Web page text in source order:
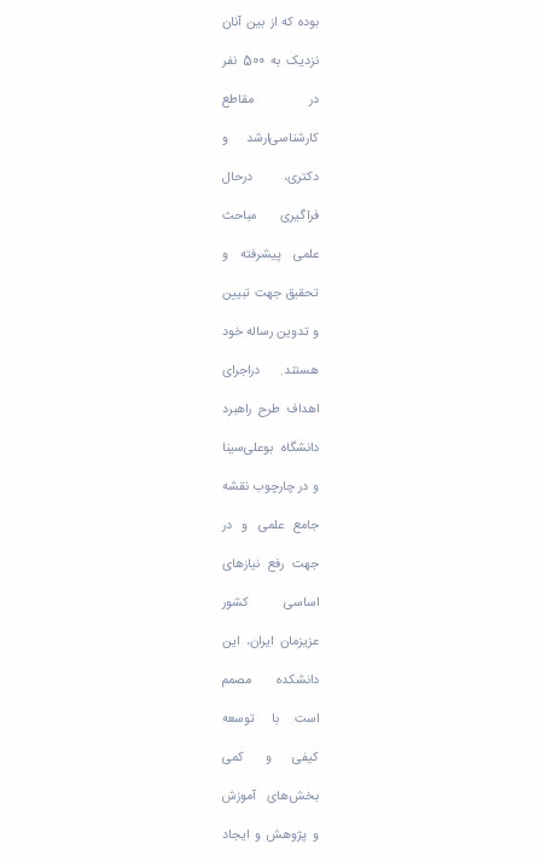
بوده که از بین آنان
نزدیک به 500 نفر
در مقاطع
کارشناسی‌ارشد و
دکتری، درحال
فراگیری مباحث
علمی پیشرفته و
تحقیق جهت تبیین
و تدوین رساله خود
هستند. دراجرای
اهداف طرح راهبرد
دانشگاه بوعلی‌سینا
و در چارچوب نقشه
جامع علمی و در
جهت رفع نیازهای
اساسی کشور
عزیزمان ایران، این
دانشکده مصمم
است با توسعه
کیفی و کمی
بخش‌های آموزش
و پژوهش و ایجاد